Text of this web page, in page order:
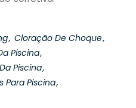
Cloração De Choque
Piscina
Piscina
Para Piscina